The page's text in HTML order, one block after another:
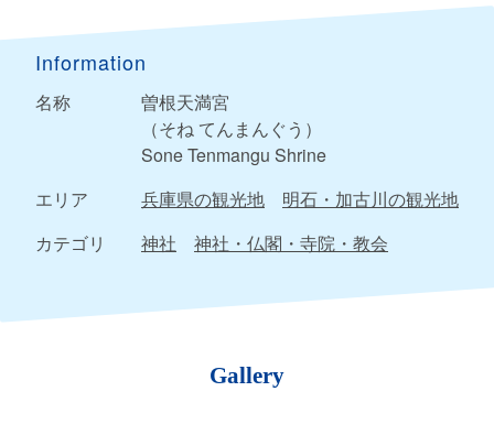
Information
名称
曽根天満宮
（そね てんまんぐう）
Sone Tenmangu Shrine
エリア
兵庫県の観光地
明石・加古川の観光地
カテゴリ
神社 神社・仏閣・寺院・教会
Gallery